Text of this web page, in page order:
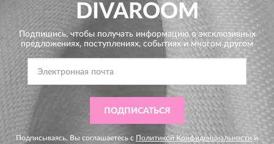
DIVAROOM
Подпишись, чтобы получать информацию о эксклюзивных
предложениях, поступлениях, событиях и многом другом
ПОДПИСАТЬСЯ
Подписываясь, Вы соглашаетесь с Политикой Конфиденциальности и